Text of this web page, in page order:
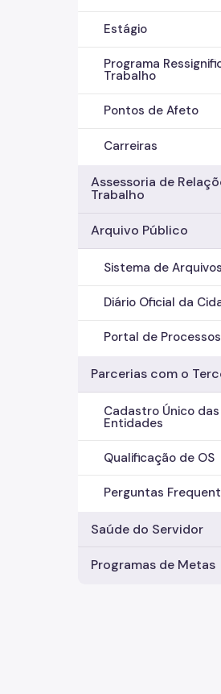
Estágio
Programa
Trabalho
Pontos de Afeto
Carreiras
Assessoria de
Trabalho
Arquivo Público
Sistema de Arquivos
Diário Oficial da
Portal de Processos
Parcerias com o
Cadastro Único das
Entidades
Qualificação de OS
Perguntas
Saúde do Servidor
Programas de Metas